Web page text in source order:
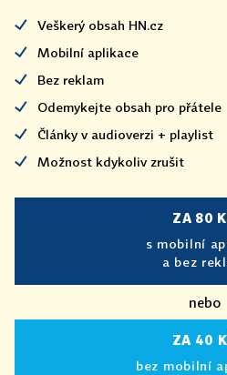
Veškerý obsah HN.cz
Mobilní aplikace
Bez reklam
Odemykejte obsah pro přátele
Články v audioverzi + playlist
Možnost kdykoliv zrušit
ZA 80
s mobilní
a bez
nebo
ZA 40
bez mobilní